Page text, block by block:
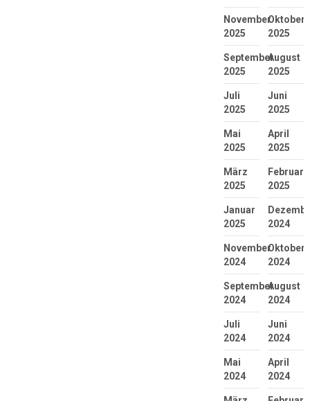
November
2025
Oktober
2025
September
2025
August
2025
Juli
2025
Juni
2025
Mai
2025
April
2025
März
2025
Februar
2025
Januar
2025
2024
November
2024
Oktober
2024
September
2024
August
2024
Juli
2024
Juni
2024
Mai
2024
April
2024